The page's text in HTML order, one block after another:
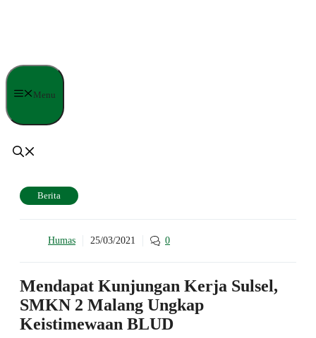
Menu
Berita
Humas 25/03/2021 0
Mendapat Kunjungan Kerja Sulsel,
SMKN 2 Malang Ungkap
Keistimewaan BLUD